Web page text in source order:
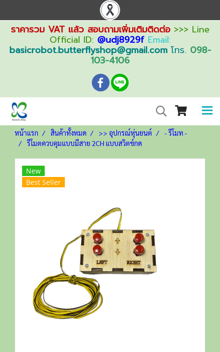
ราคารวม VAT แล้ว สอบถามเพิ่มเติมติดต่อ>>> Line
Official ID: @udj8929f Email:
basicrobot.butterflyshop@gmail.comโทร. 098-
103-4106
หน้าแรก สินค้าทั้งหมด >> อุปกรณ์หุ่นยนต์
- รีโมท -
รีโมตควบคุมแบบมีสาย 2CH แบบสวิตช์กด
New
Best Seller